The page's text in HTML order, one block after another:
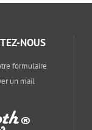
NOUS
formulaire
un mail